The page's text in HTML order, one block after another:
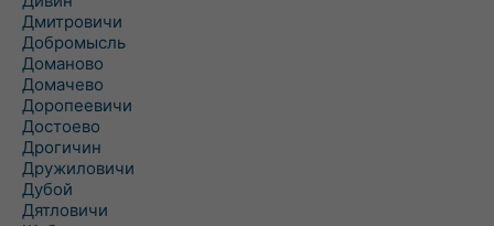
Дмитровичи
Добромысль
Доманово
Домачево
Доропеевичи
Достоево
Дрогичин
Дружиловичи
Дубой
Дятловичи